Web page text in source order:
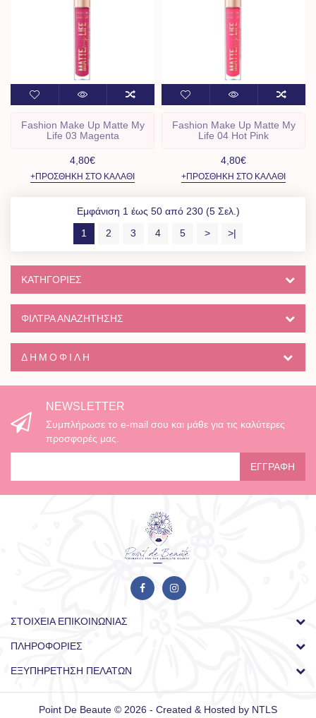
Fashion Make Up Matte My
Life 03 Magenta
4,80€
+ΠΡΟΣΘΉΚΗ ΣΤΟ ΚΑΛΆΘΙ
Fashion Make Up Matte My
Life 04 Hot Pink
4,80€
+ΠΡΟΣΘΉΚΗ ΣΤΟ ΚΑΛΆΘΙ
Εμφάνιση 1 έως 50 από 230 (5 Σελ.)
1
2 3 4 5 > >|
ΚΑΤΗΓΟΡΊΕΣ
ΦΙΛΤΡΑ ΑΝΑΖΗΤΗΣΗΣ
ΔΗΜΟΦΙΛΉ
NEWSLETTER
Συμπλήρωσε το e-mail σου και μάθε για τις καλύτερες
προσφορές μας.
ΕΓΓΡΑΦΉ
ΣΤΟΙΧΕΊΑ ΕΠΙΚΟΙΝΩΝΊΑΣ
ΠΛΗΡΟΦΟΡΊΕΣ
ΕΞΥΠΗΡΈΤΗΣΗ ΠΕΛΑΤΏΝ
Point De Beaute © 2026 - Created & Hosted by NTLS